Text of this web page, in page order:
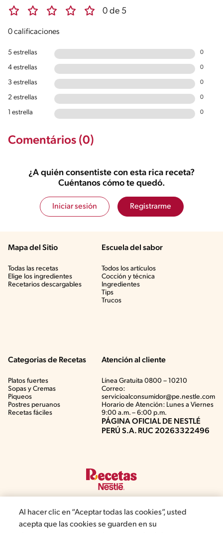
0 de 5
0 calificaciones
5 estrellas 0
4 estrellas 0
3 estrellas 0
2 estrellas 0
1 estrella 0
Comentários (0)
¿A quién consentiste con esta rica receta?
Cuéntanos cómo te quedó.
Iniciar sesión Registrarme
Mapa del Sitio
Todas las recetas
Elige los ingredientes
Recetarios descargables
Escuela del sabor
Todos los artículos
Cocción y técnica
Ingredientes
Tips
Trucos
Categorias de Recetas
Platos fuertes
Sopas y Cremas
Piqueos
Postres peruanos
Recetas fáciles
Atención al cliente
Línea Gratuita 0800 – 10210
Correo:
servicioalconsumidor@pe.nestle.com
Horario de Atención: Lunes a Viernes
9:00 a.m. – 6:00 p.m.
PÁGINA OFICIAL DE NESTLÉ
PERÚ S.A. RUC 20263322496
Al hacer clic en “Aceptar todas las cookies”, usted
acepta que las cookies se guarden en su